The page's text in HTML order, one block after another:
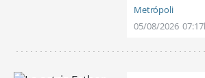
Metrópoli
05/08/2026